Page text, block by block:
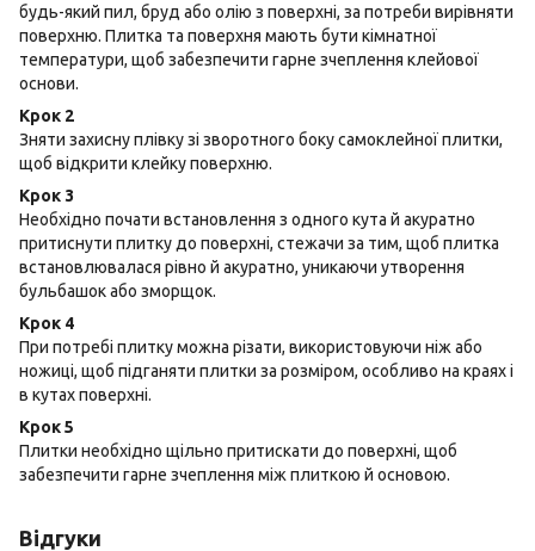
будь-який пил, бруд або олію з поверхні, за потреби вирівняти
поверхню. Плитка та поверхня мають бути кімнатної
температури, щоб забезпечити гарне зчеплення клейової
основи.
Крок 2
Зняти захисну плівку зі зворотного боку самоклейної плитки,
щоб відкрити клейку поверхню.
Крок 3
Необхідно почати встановлення з одного кута й акуратно
притиснути плитку до поверхні, стежачи за тим, щоб плитка
встановлювалася рівно й акуратно, уникаючи утворення
бульбашок або зморщок.
Крок 4
При потребі плитку можна різати, використовуючи ніж або
ножиці, щоб підганяти плитки за розміром, особливо на краях і
в кутах поверхні.
Крок 5
Плитки необхідно щільно притискати до поверхні, щоб
забезпечити гарне зчеплення між плиткою й основою.
Відгуки